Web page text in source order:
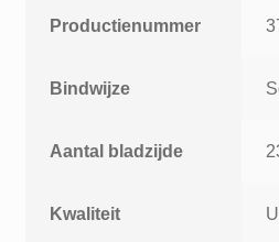
Productienummer
Bindwijze
Aantal bladzijde
Kwaliteit